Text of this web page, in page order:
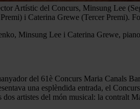
Artístic del Concurs, Minsung Lee
i Caterina Grewe (Tercer Premi).
Minsung Lee i Caterina Grewe,
del 61è Concurs Maria Canals
una esplèndida entrada, el
artistes del món musical: la contralt